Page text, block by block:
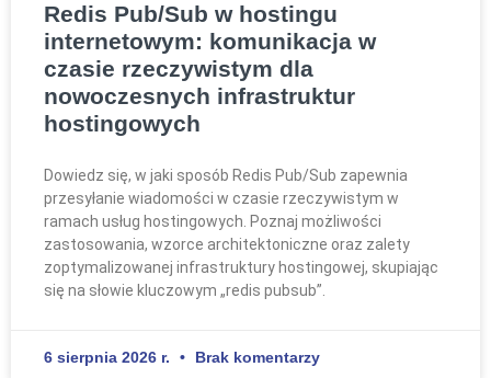
Redis Pub/Sub w hostingu
internetowym: komunikacja w
czasie rzeczywistym dla
nowoczesnych infrastruktur
hostingowych
Dowiedz się, w jaki sposób Redis Pub/Sub zapewnia
przesyłanie wiadomości w czasie rzeczywistym w
ramach usług hostingowych. Poznaj możliwości
zastosowania, wzorce architektoniczne oraz zalety
zoptymalizowanej infrastruktury hostingowej, skupiając
się na słowie kluczowym „redis pubsub”.
6 sierpnia 2026 r. Brak komentarzy